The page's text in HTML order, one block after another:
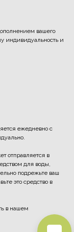
вашего
индивидуальность и
ежедневно с
отправляется в
для воды,
подрежьте ваш
это средство в
в нашем